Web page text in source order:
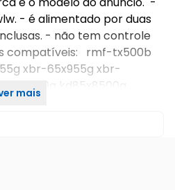
- é alimentado por duas
- não tem controle
compatíveis: rmf-tx500b
xbr-65x955g xbr-
65a9g kd85x8500g
mais